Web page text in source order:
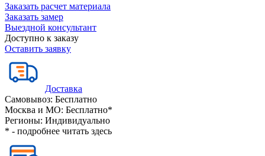
Заказать расчет материала
Заказать замер
Выездной консультант
Доступно к заказу
Оставить заявку
Доставка
Самовывоз: Бесплатно
Москва и МО: Бесплатно*
Регионы: Индивидуально
* - подробнее читать здесь